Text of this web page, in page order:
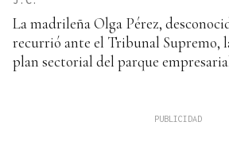
La madrileña Olga Pérez,
recurrió ante el Tribunal Supremo,
plan sectorial del parque